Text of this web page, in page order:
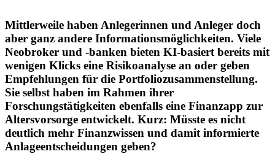
Mittlerweile haben Anlegerinnen und Anleger doch
aber ganz andere Informationsmöglichkeiten. Viele
Neobroker und -banken bieten KI-basiert bereits mit
wenigen Klicks eine Risikoanalyse an oder geben
Empfehlungen für die Portfoliozusammenstellung.
Sie selbst haben im Rahmen ihrer
Forschungstätigkeiten ebenfalls eine Finanzapp zur
Altersvorsorge entwickelt. Kurz: Müsste es nicht
deutlich mehr Finanzwissen und damit informierte
Anlageentscheidungen geben?